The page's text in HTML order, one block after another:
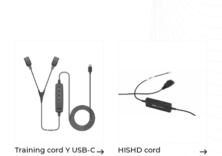
Training cord Y USB-C HISHD cord